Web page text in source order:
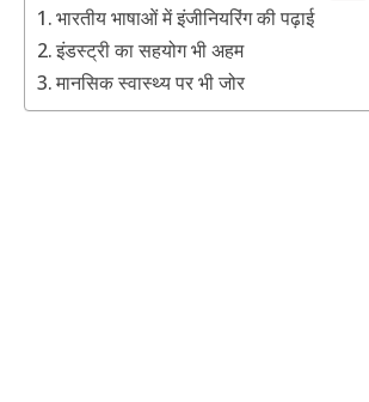
भारतीय भाषाओं में इंजीनियरिंग की पढ़ाई
इंडस्ट्री का सहयोग भी अहम
मानसिक स्वास्थ्य पर भी जोर